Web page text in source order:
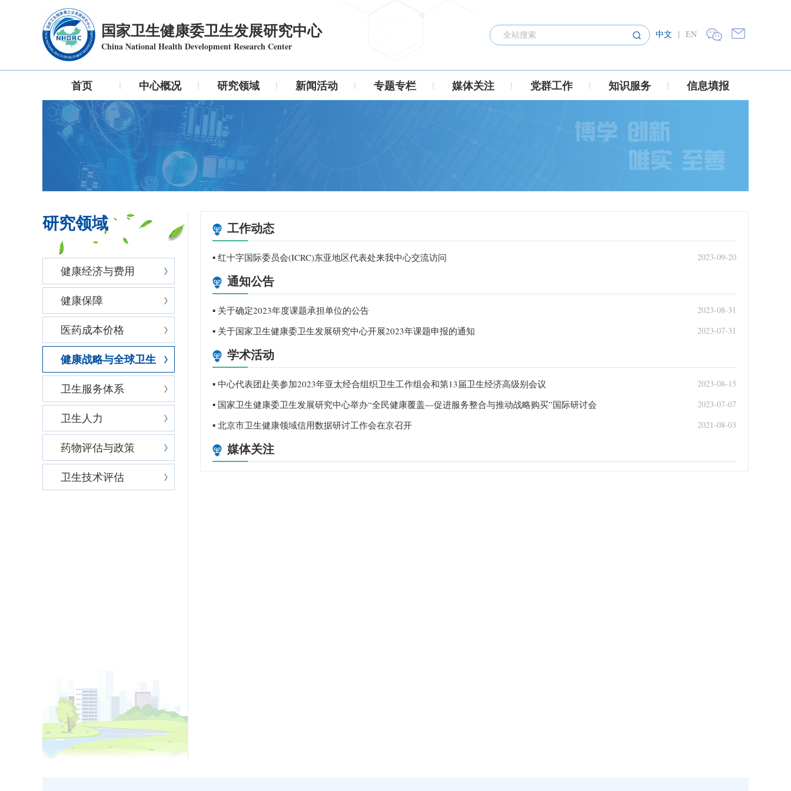
国家卫生健康委卫生发展研究中心
China National Health Development Research Center
中文 | EN
首页 中心概况 研究领域 新闻活动 专题专栏 媒体关注 党群工作 知识服务 信息填报
研究领域
健康经济与费用
健康保障
医药成本价格
健康战略与全球卫生
卫生服务体系
卫生人力
药物评估与政策
卫生技术评估
工作动态
2023-09-20
▪ 红十字国际委员会(ICRC)东亚地区代表处来我中心交流访问
通知公告
2023-08-31
▪ 关于确定2023年度课题承担单位的公告
2023-07-31
▪ 关于国家卫生健康委卫生发展研究中心开展2023年课题申报的通知
学术活动
2023-08-15
▪ 中心代表团赴美参加2023年亚太经合组织卫生工作组会和第13届卫生经济高级别会议
2023-07-07
▪ 国家卫生健康委卫生发展研究中心举办“全民健康覆盖—促进服务整合与推动战略购买”国际研讨会
2021-08-03
▪ 北京市卫生健康领域信用数据研讨工作会在京召开
媒体关注